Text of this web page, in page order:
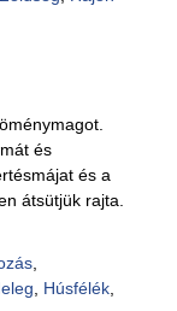
és
és a
átsütjük rajta.
,
Húsfélék,